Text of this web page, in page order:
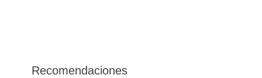
Recomendaciones